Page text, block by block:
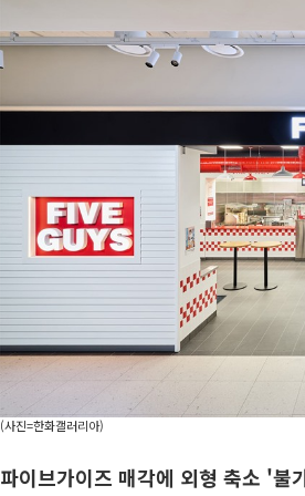
(사진=한화갤러리아)
파이브가이즈 매각에 외형 축소 '불